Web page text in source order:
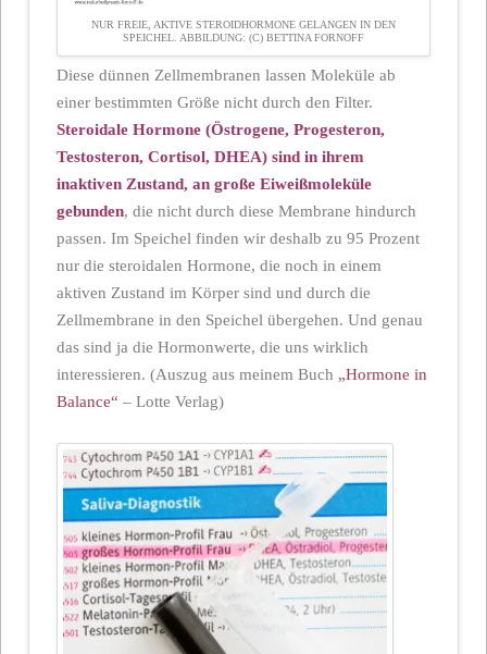
NUR FREIE, AKTIVE STEROIDHORMONE GELANGEN IN DEN
SPEICHEL. ABBILDUNG: (C) BETTINA FORNOFF
Diese dünnen Zellmembranen lassen Moleküle ab
einer bestimmten Größe nicht durch den Filter.
Steroidale Hormone (Östrogene, Progesteron,
Testosteron, Cortisol, DHEA) sind in ihrem
inaktiven Zustand, an große Eiweißmoleküle
gebunden, die nicht durch diese Membrane hindurch
passen. Im Speichel finden wir deshalb zu 95 Prozent
nur die steroidalen Hormone, die noch in einem
aktiven Zustand im Körper sind und durch die
Zellmembrane in den Speichel übergehen. Und genau
das sind ja die Hormonwerte, die uns wirklich
interessieren. (Auszug aus meinem Buch „Hormone in
Balance“ – Lotte Verlag)